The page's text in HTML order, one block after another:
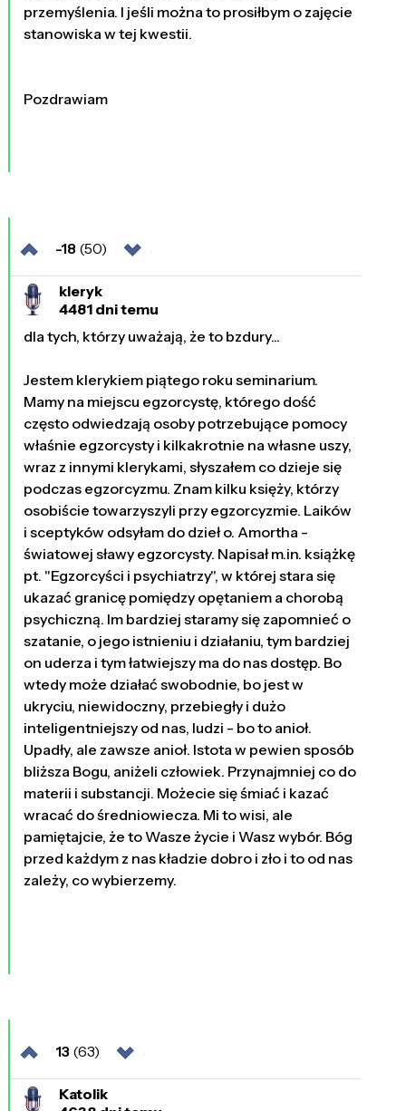
przemyślenia. I jeśli można to prosiłbym o zajęcie
stanowiska w tej kwestii.
Pozdrawiam
-18 (50)
kleryk
4481 dni temu
dla tych, którzy uważają, że to bzdury...
Jestem klerykiem piątego roku seminarium.
Mamy na miejscu egzorcystę, którego dość
często odwiedzają osoby potrzebujące pomocy
właśnie egzorcysty i kilkakrotnie na własne uszy,
wraz z innymi klerykami, słyszałem co dzieje się
podczas egzorcyzmu. Znam kilku księży, którzy
osobiście towarzyszyli przy egzorcyzmie. Laików
i sceptyków odsyłam do dzieł o. Amortha -
światowej sławy egzorcysty. Napisał m.in. książkę
pt. "Egzorcyści i psychiatrzy", w której stara się
ukazać granicę pomiędzy opętaniem a chorobą
psychiczną. Im bardziej staramy się zapomnieć o
szatanie, o jego istnieniu i działaniu, tym bardziej
on uderza i tym łatwiejszy ma do nas dostęp. Bo
wtedy może działać swobodnie, bo jest w
ukryciu, niewidoczny, przebiegły i dużo
inteligentniejszy od nas, ludzi - bo to anioł.
Upadły, ale zawsze anioł. Istota w pewien sposób
bliższa Bogu, aniżeli człowiek. Przynajmniej co do
materii i substancji. Możecie się śmiać i kazać
wracać do średniowiecza. Mi to wisi, ale
pamiętajcie, że to Wasze życie i Wasz wybór. Bóg
przed każdym z nas kładzie dobro i zło i to od nas
zależy, co wybierzemy.
13 (63)
Katolik